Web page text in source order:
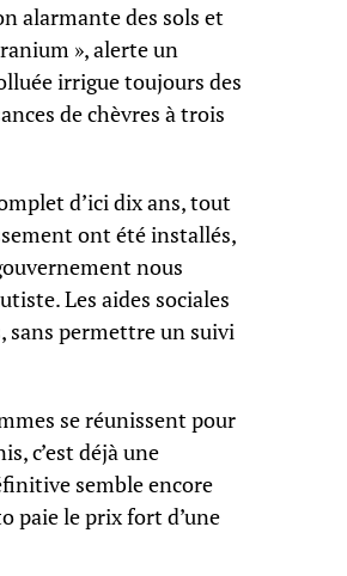
alarmante des sols et
», alerte un
irrigue toujours des
de chèvres à trois
d’ici dix ans, tout
ont été installés,
nous
Les aides sociales
sans permettre un suivi
se réunissent pour
c’est déjà une
semble encore
paie le prix fort d’une